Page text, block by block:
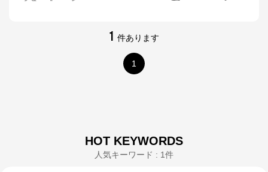
1 件あります
1
HOT KEYWORDS
人気キーワード : 1件